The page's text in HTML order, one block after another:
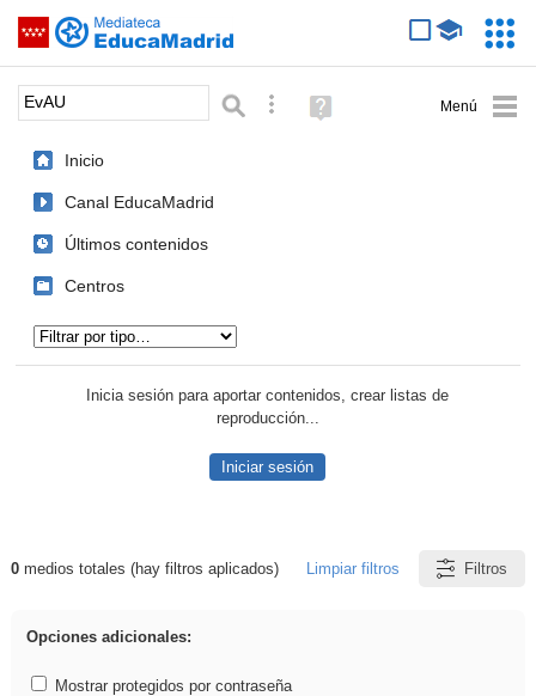
Saltar navegación
Palabra o frase: Búsqueda avanzada
Ayuda
(en
Inicio
Canal EducaMadrid
Últimos contenidos
Centros
Inicia sesión para aportar contenidos, crear listas de
reproducción...
Iniciar sesión
Resultados de: EvAU
0medios totales (hay filtros aplicados) Limpiar filtros Filtros
Opciones adicionales:
Mostrar protegidos por contraseña